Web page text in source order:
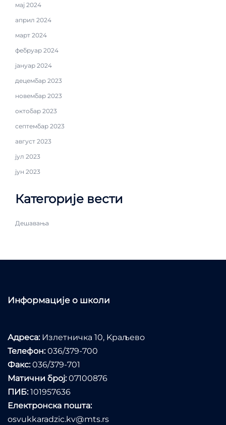
мај 2024
април 2024
март 2024
фебруар 2024
јануар 2024
децембар 2023
новембар 2023
октобар 2023
септембар 2023
август 2023
јул 2023
јун 2023
Категорије вести
Дешавања
Информације о школи
Адреса:Излетничка 10, Kраљево
Телефон:036/379-700
Факс:036/379-701
Матични број:07100876
ПИБ:101957636
Електронска пошта:
osvukkaradzic.kv@mts.rs